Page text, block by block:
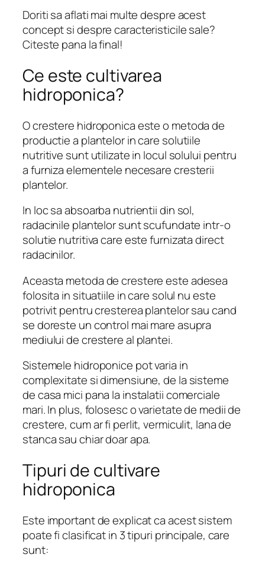
Doriti sa aflati mai multe despre acest
concept si despre caracteristicile sale?
Citeste pana la final!
Ce este cultivarea
hidroponica?
O crestere hidroponica este o metoda de
productie a plantelor in care solutiile
nutritive sunt utilizate in locul solului pentru
a furniza elementele necesare cresterii
plantelor.
In loc sa absoarba nutrientii din sol,
radacinile plantelor sunt scufundate intr-o
solutie nutritiva care este furnizata direct
radacinilor.
Aceasta metoda de crestere este adesea
folosita in situatiile in care solul nu este
potrivit pentru cresterea plantelor sau cand
se doreste un control mai mare asupra
mediului de crestere al plantei.
Sistemele hidroponice pot varia in
complexitate si dimensiune, de la sisteme
de casa mici pana la instalatii comerciale
mari. In plus, folosesc o varietate de medii de
crestere, cum ar fi perlit, vermiculit, lana de
stanca sau chiar doar apa.
Tipuri de cultivare
hidroponica
Este important de explicat ca acest sistem
poate fi clasificat in 3 tipuri principale, care
sunt: